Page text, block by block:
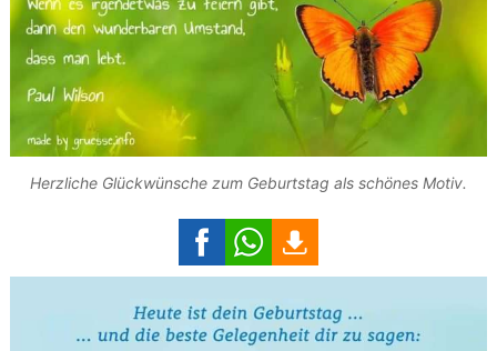
Herzliche Glückwünsche zum Geburtstag als schönes Motiv.